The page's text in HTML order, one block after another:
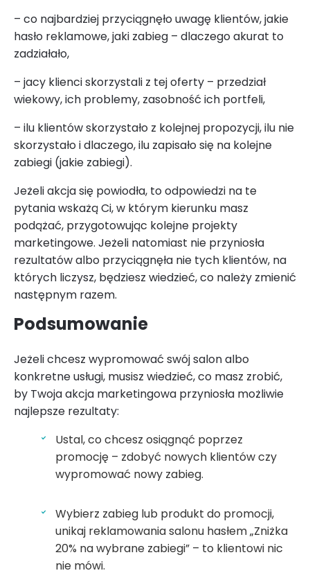
– co najbardziej przyciągnęło uwagę klientów, jakie
hasło reklamowe, jaki zabieg – dlaczego akurat to
zadziałało,
– jacy klienci skorzystali z tej oferty – przedział
wiekowy, ich problemy, zasobność ich portfeli,
– ilu klientów skorzystało z kolejnej propozycji, ilu nie
skorzystało i dlaczego, ilu zapisało się na kolejne
zabiegi (jakie zabiegi).
Jeżeli akcja się powiodła, to odpowiedzi na te
pytania wskażą Ci, w którym kierunku masz
podążać, przygotowując kolejne projekty
marketingowe. Jeżeli natomiast nie przyniosła
rezultatów albo przyciągnęła nie tych klientów, na
których liczysz, będziesz wiedzieć, co należy zmienić
następnym razem.
Podsumowanie
Jeżeli chcesz wypromować swój salon albo
konkretne usługi, musisz wiedzieć, co masz zrobić,
by Twoja akcja marketingowa przyniosła możliwie
najlepsze rezultaty:
Ustal, co chcesz osiągnąć poprzez
promocję – zdobyć nowych klientów czy
wypromować nowy zabieg.
Wybierz zabieg lub produkt do promocji,
unikaj reklamowania salonu hasłem „Zniżka
20% na wybrane zabiegi” – to klientowi nic
nie mówi.